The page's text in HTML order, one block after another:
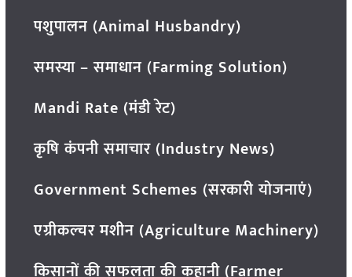
पशुपालन (Animal Husbandry)
समस्या – समाधान (Farming Solution)
Mandi Rate (मंडी रेट)
कृषि कंपनी समाचार (Industry News)
Government Schemes (सरकारी योजनाएं)
एग्रीकल्चर मशीन (Agriculture Machinery)
किसानों की सफलता की कहानी (Farmer